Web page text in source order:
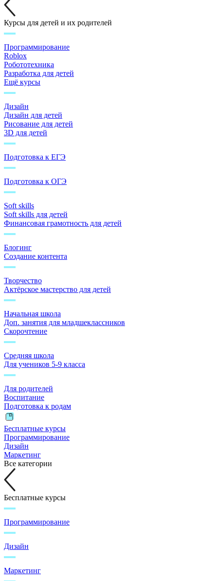
Курсы для детей и их родителей
Программирование
Roblox
Робототехника
Разработка для детей
Ещё курсы
Дизайн
Дизайн для детей
Рисование для детей
3D для детей
Подготовка к ЕГЭ
Подготовка к ОГЭ
Soft skills
Soft skills для детей
Финансовая грамотность для детей
Блогинг
Создание контента
Творчество
Актёрское мастерство для детей
Начальная школа
Доп. занятия для младшеклассников
Скорочтение
Средняя школа
Для учеников 5-9 класса
Для родителей
Воспитание
Подготовка к родам
Бесплатные курсы
Программирование
Дизайн
Маркетинг
Все категории
Бесплатные курсы
Программирование
Дизайн
Маркетинг